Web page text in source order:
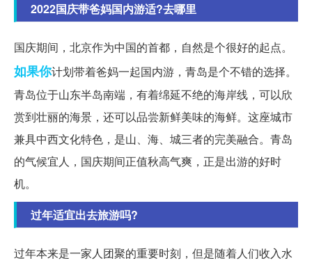
2022国庆带爸妈国内游适?️去哪里
国庆期间，北京作为中国的首都，自然是个很好的起点。
如果你计划带着爸妈一起国内游，青岛是个不错的选择。
青岛位于山东半岛南端，有着绵延不绝的海岸线，可以欣
赏到壮丽的海景，还可以品尝新鲜美味的海鲜。这座城市
兼具中西文化特色，是山、海、城三者的完美融合。青岛
的气候宜人，国庆期间正值秋高气爽，正是出游的好时
机。
过年适宜出去旅游吗?
过年本来是一家人团聚的重要时刻，但是随着人们收入水